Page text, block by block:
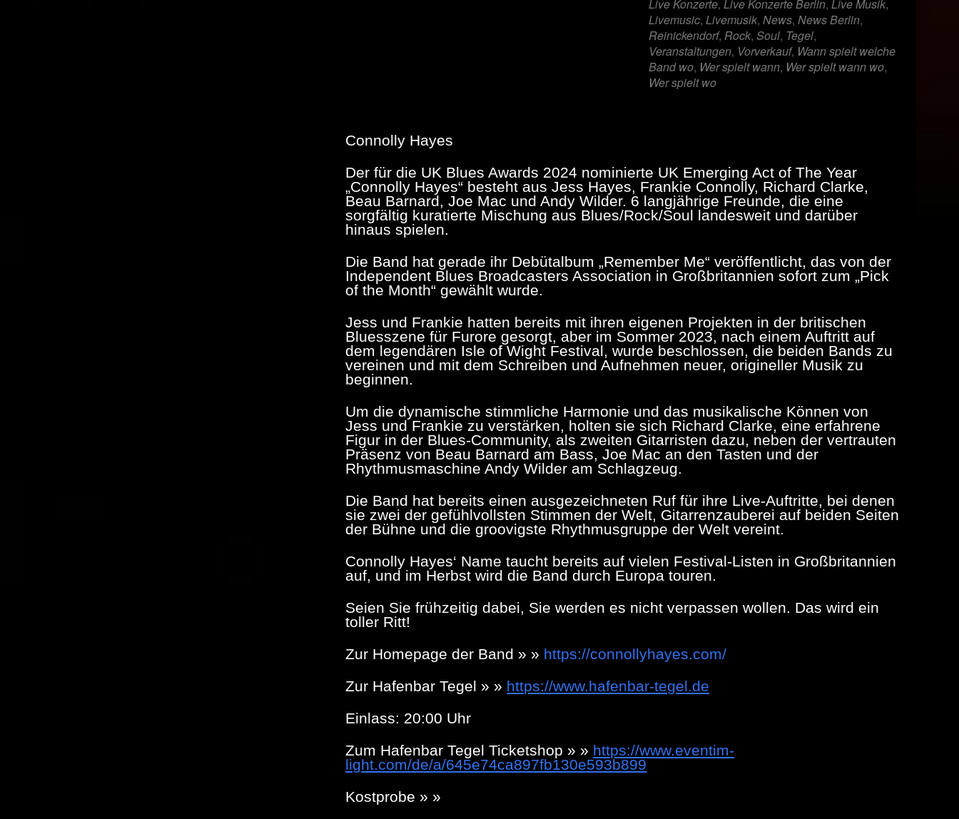
Live Konzerte, Live Konzerte Berlin, Live Musik,
Livemusic, Livemusik, News, News Berlin,
Reinickendorf, Rock, Soul, Tegel,
Veranstaltungen, Vorverkauf, Wann spielt welche
Band wo, Wer spielt wann, Wer spielt wann wo,
Wer spielt wo
Connolly Hayes
Der für die UK Blues Awards 2024 nominierte UK Emerging Act of The Year
„Connolly Hayes“ besteht aus Jess Hayes, Frankie Connolly, Richard Clarke,
Beau Barnard, Joe Mac und Andy Wilder. 6 langjährige Freunde, die eine
sorgfältig kuratierte Mischung aus Blues/Rock/Soul landesweit und darüber
hinaus spielen.
Die Band hat gerade ihr Debütalbum „Remember Me“ veröffentlicht, das von der
Independent Blues Broadcasters Association in Großbritannien sofort zum „Pick
of the Month“ gewählt wurde.
Jess und Frankie hatten bereits mit ihren eigenen Projekten in der britischen
Bluesszene für Furore gesorgt, aber im Sommer 2023, nach einem Auftritt auf
dem legendären Isle of Wight Festival, wurde beschlossen, die beiden Bands zu
vereinen und mit dem Schreiben und Aufnehmen neuer, origineller Musik zu
beginnen.
Um die dynamische stimmliche Harmonie und das musikalische Können von
Jess und Frankie zu verstärken, holten sie sich Richard Clarke, eine erfahrene
Figur in der Blues-Community, als zweiten Gitarristen dazu, neben der vertrauten
Präsenz von Beau Barnard am Bass, Joe Mac an den Tasten und der
Rhythmusmaschine Andy Wilder am Schlagzeug.
Die Band hat bereits einen ausgezeichneten Ruf für ihre Live-Auftritte, bei denen
sie zwei der gefühlvollsten Stimmen der Welt, Gitarrenzauberei auf beiden Seiten
der Bühne und die groovigste Rhythmusgruppe der Welt vereint.
Connolly Hayes‘ Name taucht bereits auf vielen Festival-Listen in Großbritannien
auf, und im Herbst wird die Band durch Europa touren.
Seien Sie frühzeitig dabei, Sie werden es nicht verpassen wollen. Das wird ein
toller Ritt!
Zur Homepage der Band » » https://connollyhayes.com/
Zur Hafenbar Tegel » » https://www.hafenbar-tegel.de
Einlass: 20:00 Uhr
Zum Hafenbar Tegel Ticketshop » » https://www.eventim-
light.com/de/a/645e74ca897fb130e593b899
Kostprobe » »